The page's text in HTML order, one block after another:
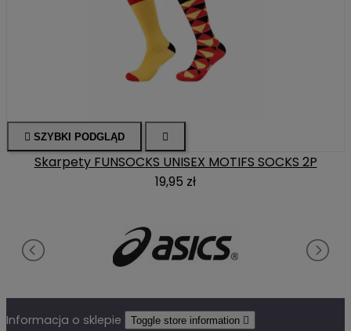
 SZYBKI PODGLĄD 
Skarpety FUNSOCKS UNISEX MOTIFS SOCKS 2P
19,95 zł
Informacja o sklepie Toggle store information 